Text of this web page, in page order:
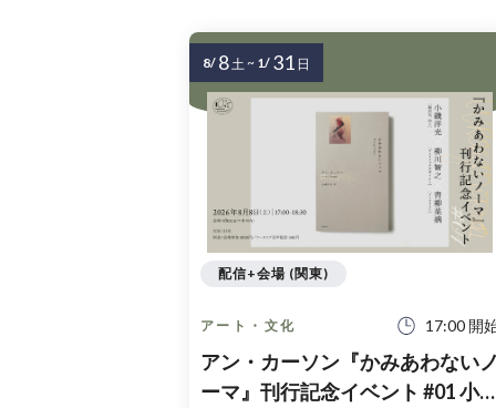
アート・文化 17:00 開
アン・カーソン『かみあわない
ーマ』刊行記念イベント #01 小
配信+会場 (関東)
8/ 8土~ 1/ 31 日